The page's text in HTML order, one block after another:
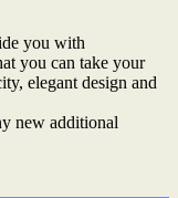
you with
you can take your
elegant design and
new additional